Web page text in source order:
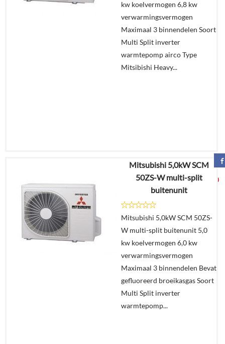
aanvragen?
In
winkelmand
kw koelvermogen 6,8 kw
verwarmingsvermogen
Maximaal 3 binnendelen Soort
Multi Split inverter
warmtepomp airco Type
Mitsibishi Heavy...
€4.924,70
€2.599,00
Offerte
aanvragen?
In
winkelmand
Mitsubishi 5,0kW SCM
50ZS-W multi-split
buitenunit
Mitsubishi 5,0kW SCM 50ZS-
W multi-split buitenunit 5,0
kw koelvermogen 6,0 kw
verwarmingsvermogen
Maximaal 3 binnendelen Bevat
gefluoreerd broeikasgas Soort
Multi Split inverter
warmtepomp...